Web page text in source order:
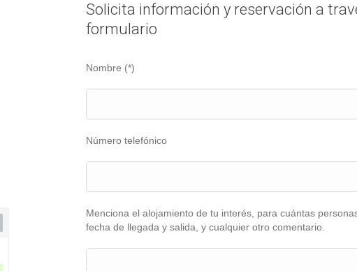
Solicita información y reservación a
formulario
Nombre (*)
Número telefónico
Menciona el alojamiento de tu interés, para cuántas
fecha de llegada y salida, y cualquier otro comentario.